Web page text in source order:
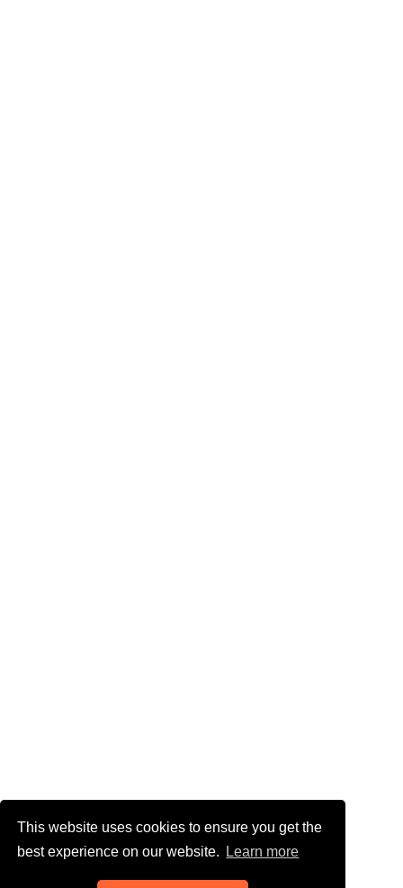
This website uses cookies to ensure you get the
best experience on our website.
Learn more